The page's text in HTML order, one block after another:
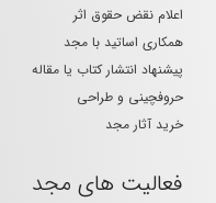
اعلام نقض حقوق اثر
همکاری اساتید با مجد
پیشنهاد انتشار کتاب یا مقاله
حروفچینی و طراحی
خرید آثار مجد
فعالیت های مجد